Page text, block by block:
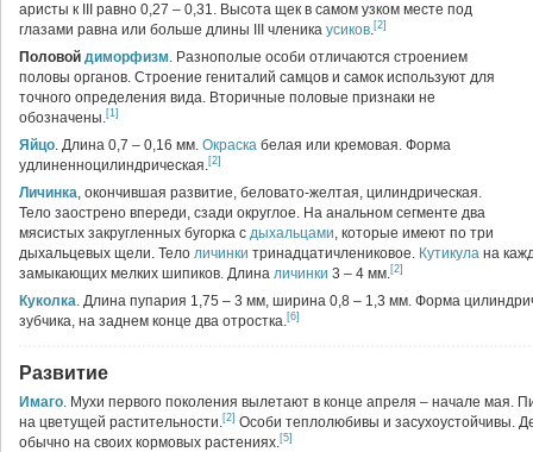
аристы к III равно 0,27 – 0,31. Высота щек в самом узком месте под
глазами равна или больше длины III членика усиков.[2]
Половой диморфизм. Разнополые особи отличаются строением
половы органов. Строение гениталий самцов и самок используют для
точного определения вида. Вторичные половые признаки не
обозначены.[1]
Яйцо. Длина 0,7 – 0,16 мм. Окраска белая или кремовая. Форма
удлиненноцилиндрическая.[2]
Личинка, окончившая развитие, беловато-желтая, цилиндрическая.
Тело заострено впереди, сзади округлое. На анальном сегменте два
мясистых закругленных бугорка с дыхальцами, которые имеют по три
дыхальцевых щели. Тело личинки тринадцатичлениковое. Кутикула на
замыкающих мелких шипиков. Длина личинки 3 – 4 мм.[2]
Куколка. Длина пупария 1,75 – 3 мм, ширина 0,8 – 1,3 мм. Форма
зубчика, на заднем конце два отростка.[6]
Развитие
Имаго. Мухи первого поколения вылетают в конце апреля – начале мая.
на цветущей растительности.[2] Особи теплолюбивы и засухоустойчивы.
обычно на своих кормовых растениях.[5]